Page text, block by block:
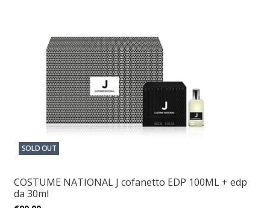
SOLD OUT
COSTUME NATIONAL J cofanetto EDP 100ML + edp
da 30ml